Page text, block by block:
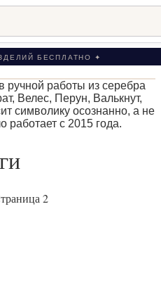
БЕСПЛАТНО ✦
ручной работы из серебра
Велес, Перун, Валькнут,
символику осознанно, а не
с 2015 года.
2